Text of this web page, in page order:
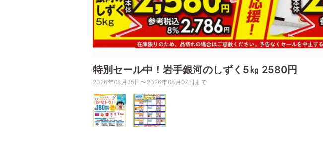
特別セール中！岩手銀河のしずく5㎏ 2580円
2026年08月05日〜2026年08月07日まで